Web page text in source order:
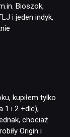
Bioszok,
i jeden indyk,
kupiłem tylko
1 i 2 +dlc),
chociaż
Origin i